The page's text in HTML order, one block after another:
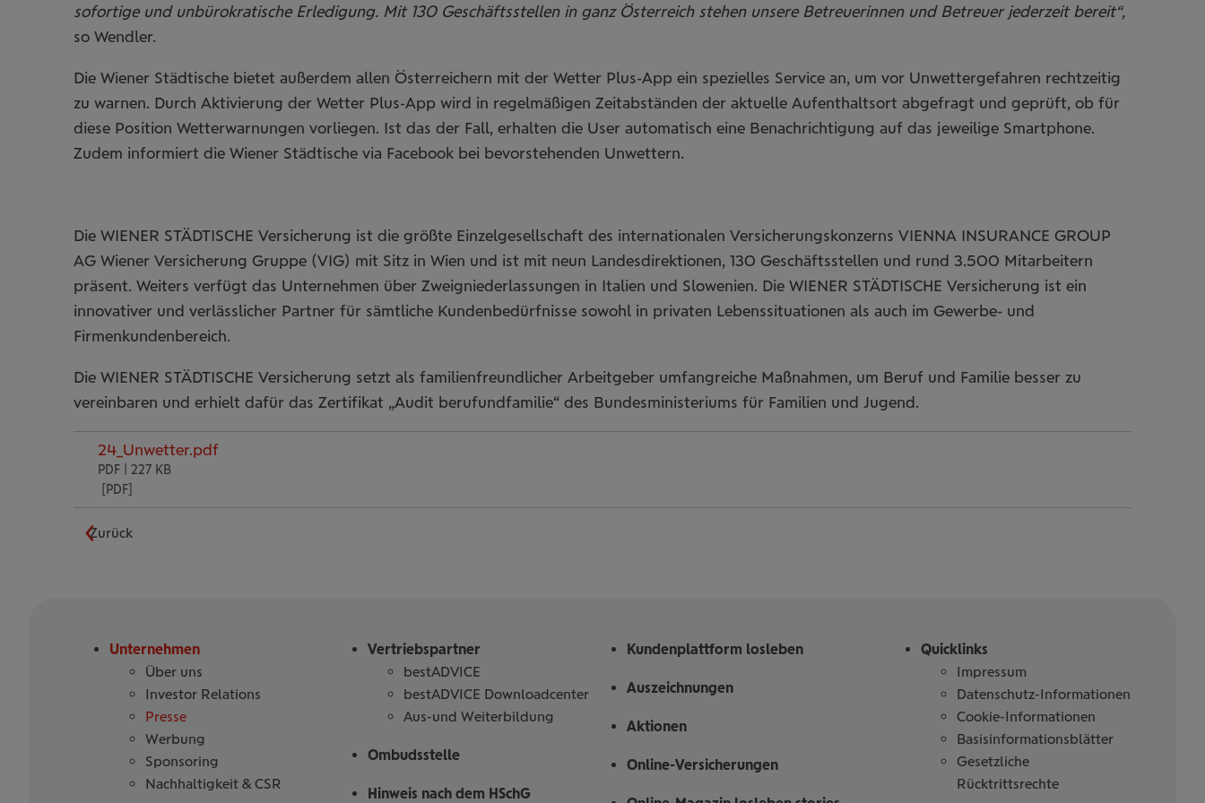
sofortige und unbürokratische Erledigung. Mit 130 Geschäftsstellen in ganz Österreich stehen unsere Betreuerinnen und Betreuer jederzeit bereit“,
so Wendler.
Die Wiener Städtische bietet außerdem allen Österreichern mit der Wetter Plus-App ein spezielles Service an, um vor Unwettergefahren rechtzeitig
zu warnen. Durch Aktivierung der Wetter Plus-App wird in regelmäßigen Zeitabständen der aktuelle Aufenthaltsort abgefragt und geprüft, ob für
diese Position Wetterwarnungen vorliegen. Ist das der Fall, erhalten die User automatisch eine Benachrichtigung auf das jeweilige Smartphone.
Zudem informiert die Wiener Städtische via Facebook bei bevorstehenden Unwettern.
Die WIENER STÄDTISCHE Versicherung ist die größte Einzelgesellschaft des internationalen Versicherungskonzerns VIENNA INSURANCE GROUP
AG Wiener Versicherung Gruppe (VIG) mit Sitz in Wien und ist mit neun Landesdirektionen, 130 Geschäftsstellen und rund 3.500 Mitarbeitern
präsent. Weiters verfügt das Unternehmen über Zweigniederlassungen in Italien und Slowenien. Die WIENER STÄDTISCHE Versicherung ist ein
innovativer und verlässlicher Partner für sämtliche Kundenbedürfnisse sowohl in privaten Lebenssituationen als auch im Gewerbe- und
Firmenkundenbereich.
Die WIENER STÄDTISCHE Versicherung setzt als familienfreundlicher Arbeitgeber umfangreiche Maßnahmen, um Beruf und Familie besser zu
vereinbaren und erhielt dafür das Zertifikat „Audit berufundfamilie“ des Bundesministeriums für Familien und Jugend.
24_Unwetter.pdf
PDF | 227 KB
Zurück
Unternehmen
Über uns
Investor Relations
Presse
Werbung
Sponsoring
Nachhaltigkeit & CSR
Vertriebspartner
bestADVICE
bestADVICE Downloadcenter
Aus-und Weiterbildung
Ombudsstelle
Hinweis nach dem HSchG
Kundenplattform losleben
Auszeichnungen
Aktionen
Online-Versicherungen
Quicklinks
Impressum
Datenschutz-Informationen
Cookie-Informationen
Basisinformationsblätter
Gesetzliche
Rücktrittsrechte